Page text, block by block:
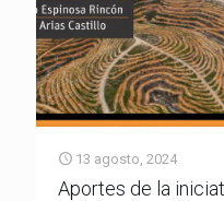
13 agosto, 2024
Aportes de la